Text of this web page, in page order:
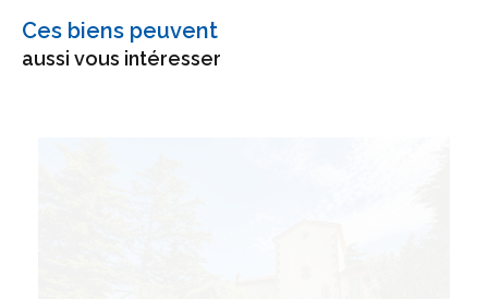
Ces biens peuvent
aussi vous intéresser